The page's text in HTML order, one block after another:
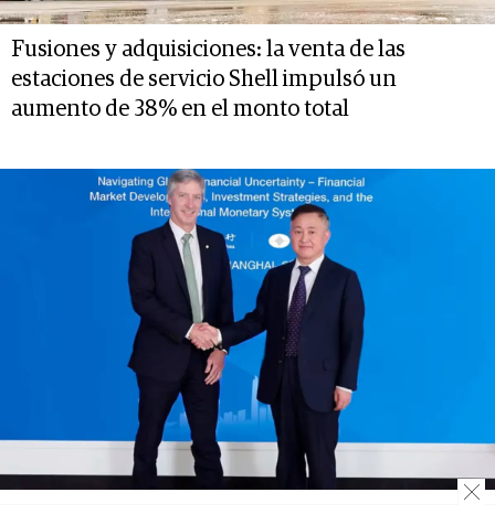
Fusiones y adquisiciones: la venta de las
estaciones de servicio Shell impulsó un
aumento de 38% en el monto total